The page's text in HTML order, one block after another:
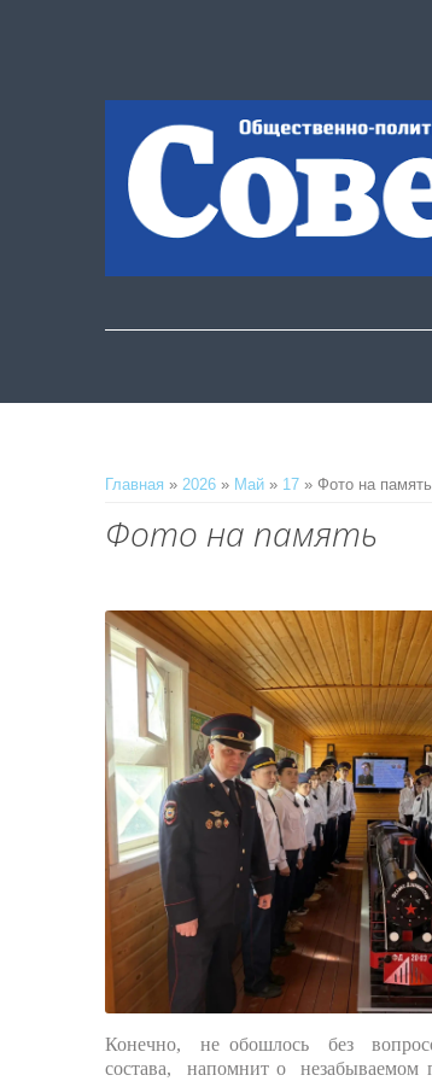
Главная » 2026 » Май » 17 » Фото на память
Фото на память
Конечно, не обошлось без
состава, напомнит о